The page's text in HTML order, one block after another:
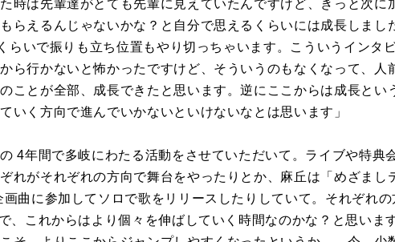
時は先輩達がとても先輩に見えていたんですけど、きっと次に
らえるんじゃないかな？と自分で思えるくらいには成長しまし
らいで振りも立ち位置もやり切っちゃいます。こういうインタ
ら行かないと怖かったですけど、そういうのもなくなって、人
ことが全部、成長できたと思います。逆にここからは成長とい
いく方向で進んでいかないといけないなとは思います」
4年間で多岐にわたる活動をさせていただいて。ライブや特典
れがそれぞれの方向で舞台をやったりとか、麻丘は「めざまし
曲に参加してソロで歌をリリースしたりしていて。それぞれの
、これからはより個々を伸ばしていく時間なのかな？と思いま